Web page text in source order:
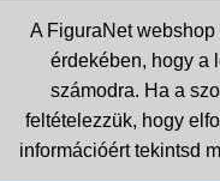
A FiguraNet
érdekében, hogy a
számodra. Ha a
feltételezzük, hogy
információért tekintsd